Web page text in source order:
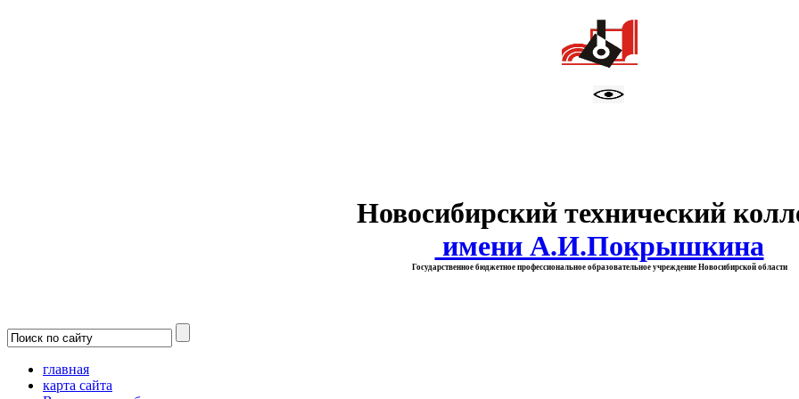
Новосибирский технический
имени А.И.Покрышкина
Государственное бюджетное профессиональное образовательное учреждение Новосибирской области
главная
карта сайта